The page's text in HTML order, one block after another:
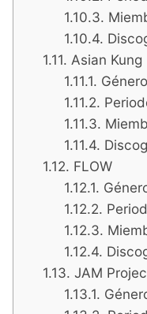
Asian Kung
FLOW
JAM